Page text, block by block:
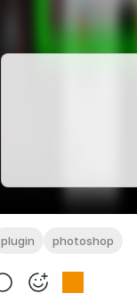
plugin photoshop